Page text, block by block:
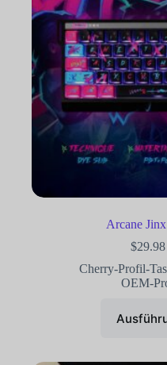
Arcane
$29.98
Cherry-Profil-
OEM-